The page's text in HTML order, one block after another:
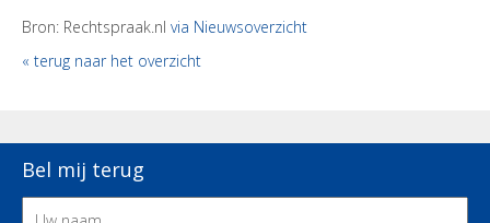
Bron: Rechtspraak.nl via Nieuwsoverzicht
« terug naar het overzicht
Bel mij terug